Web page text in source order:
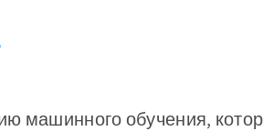
машинного обучения,